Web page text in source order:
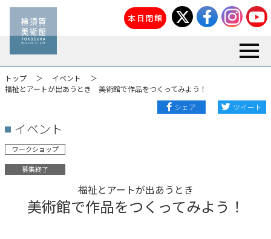
本日閉館
トップ
イベント
福祉とアートが出あうとき 美術館で作品をつくってみよう！
シェア
ツイート
イベント
ワークショップ
募集終了
福祉とアートが出あうとき
美術館で作品をつくってみよう！